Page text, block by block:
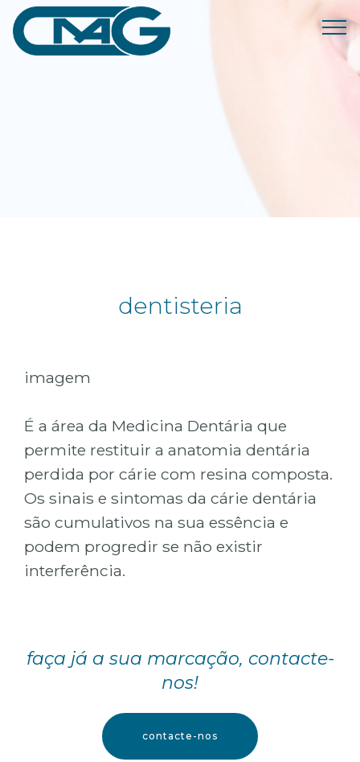
dentisteria
imagem
É a área da Medicina Dentária que
permite restituir a anatomia dentária
perdida por cárie com resina composta.
Os sinais e sintomas da cárie dentária
são cumulativos na sua essência e
podem progredir se não existir
interferência.
faça já a sua marcação, contacte-
nos!
contacte-nos